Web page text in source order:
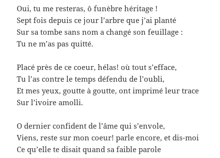
Oui, tu me resteras, ô funèbre héritage !
Sept fois depuis ce jour l’arbre que j’ai planté
Sur sa tombe sans nom a changé son feuillage :
Tu ne m’as pas quitté.
Placé près de ce coeur, hélas! où tout s’efface,
Tu l’as contre le temps défendu de l’oubli,
Et mes yeux, goutte à goutte, ont imprimé leur trace
Sur l’ivoire amolli.
O dernier confident de l’âme qui s’envole,
Viens, reste sur mon coeur! parle encore, et dis-moi
Ce qu’elle te disait quand sa faible parole